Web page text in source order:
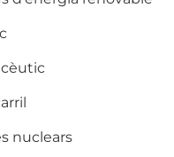
nuclears